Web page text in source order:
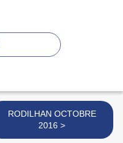
RODILHAN OCTOBRE
2016 >